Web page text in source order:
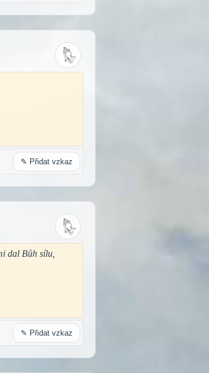
✎ Přidat vzkaz
dal Bůh sílu,
✎ Přidat vzkaz